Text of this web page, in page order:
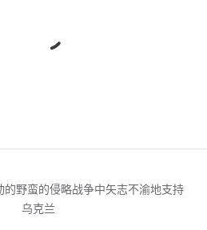
野蛮的侵略战争中矢志不渝地支持
乌克兰